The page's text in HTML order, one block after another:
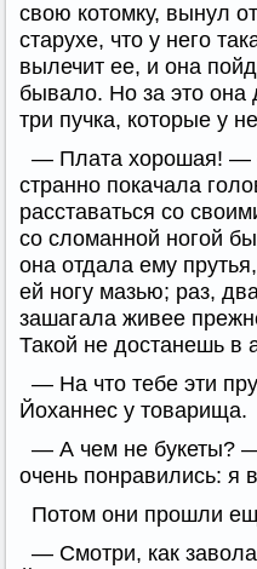
свою котомку, вынул
старухе, что у него
вылечит ее, и она
бывало. Но за это она
три пучка, которые у
— Плата хорошая! —
странно покачала
расставаться со
со сломанной ногой
она отдала ему
ей ногу мазью; раз,
зашагала живее
Такой не достанешь в
— На что тебе эти
Йоханнес у товарища.
— А чем не букеты?
очень понравились: я
Потом они прошли
— Смотри, как